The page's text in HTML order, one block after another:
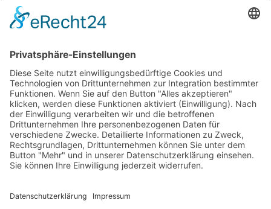
Newsletter
LogIn
Legal
Impressum
Datenschutzerklärung
Cookie-Einstellungen